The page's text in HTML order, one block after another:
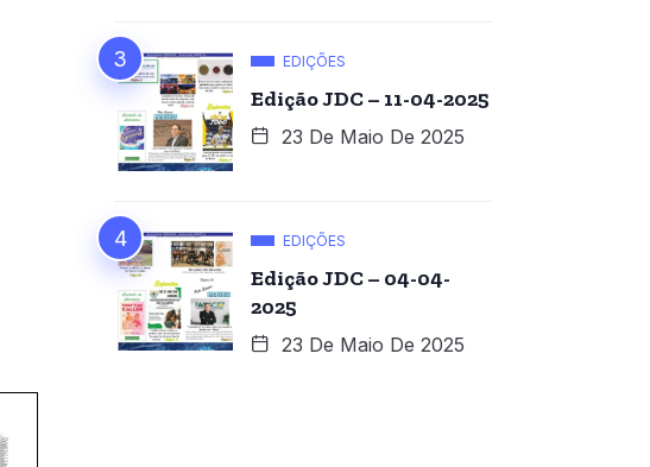
EDIÇÕES
Edição JDC – 11-04-2025
23 De Maio De 2025
EDIÇÕES
Edição JDC – 04-04-
2025
23 De Maio De 2025